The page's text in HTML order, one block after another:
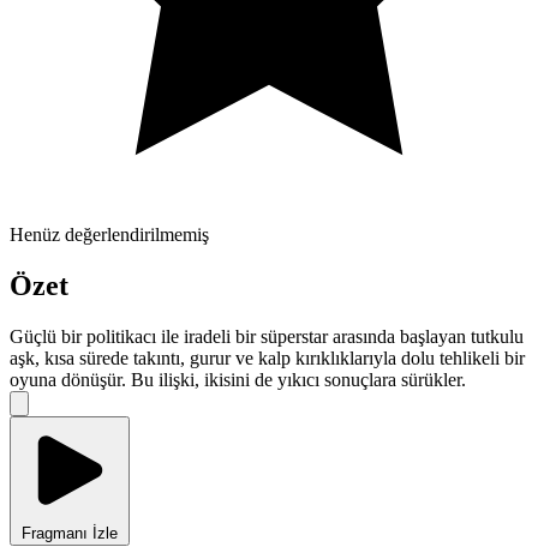
Henüz değerlendirilmemiş
Özet
Güçlü bir politikacı ile iradeli bir süperstar arasında başlayan tutkulu
aşk, kısa sürede takıntı, gurur ve kalp kırıklıklarıyla dolu tehlikeli bir
oyuna dönüşür. Bu ilişki, ikisini de yıkıcı sonuçlara sürükler.
Fragmanı İzle